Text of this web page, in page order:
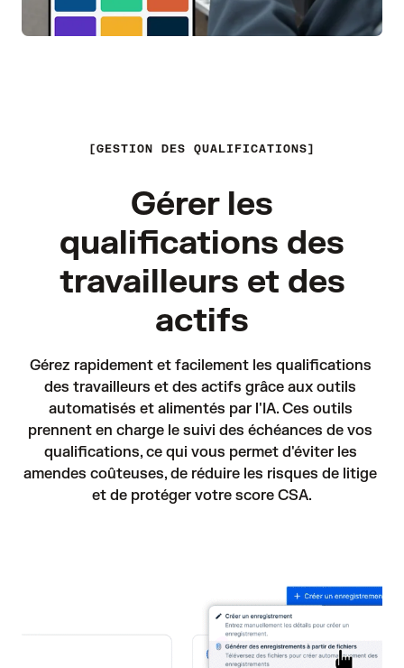
GESTION DES QUALIFICATIONS
Gérer les
qualifications des
travailleurs et des
actifs
Gérez rapidement et facilement les qualifications
des travailleurs et des actifs grâce aux outils
automatisés et alimentés par l'IA. Ces outils
prennent en charge le suivi des échéances de vos
qualifications, ce qui vous permet d'éviter les
amendes coûteuses, de réduire les risques de litige
et de protéger votre score CSA.